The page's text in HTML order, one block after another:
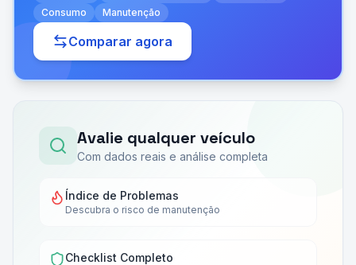
Consumo
Manutenção
Comparar agora
Avalie qualquer veículo
Com dados reais e análise completa
Índice de Problemas
Descubra o risco de manutenção
Checklist Completo